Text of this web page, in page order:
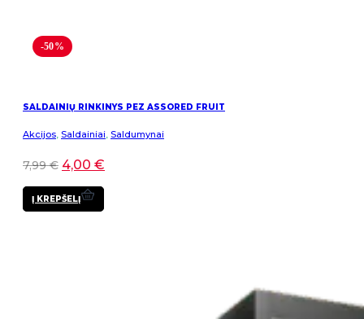
-50%
SALDAINIŲ RINKINYS PEZ ASSORED FRUIT
Akcijos, Saldainiai, Saldumynai
7,99€ 4,00 €
Į KREPŠELĮ